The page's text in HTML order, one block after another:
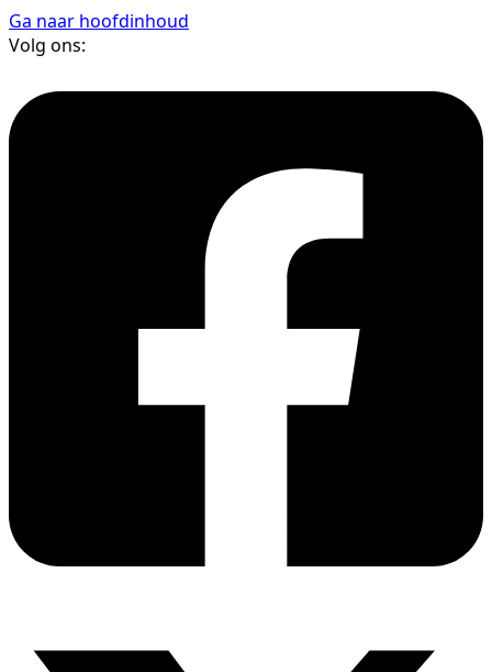
Ga naar hoofdinhoud
Volg ons: